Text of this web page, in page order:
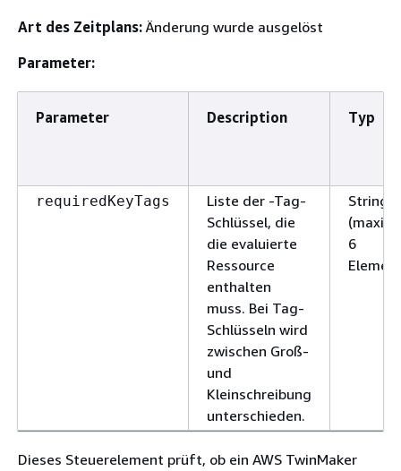
Art des Zeitplans:Änderung wurde ausgelöst
Parameter:
Parameter Description Typ
requiredKeyTags
Liste der -Tag-
Schlüssel, die
die evaluierte
Ressource
enthalten
muss. Bei Tag-
Schlüsseln wird
zwischen Groß-
und
Kleinschreibung
unterschieden.
6
Dieses Steuerelement prüft, ob ein AWS TwinMaker